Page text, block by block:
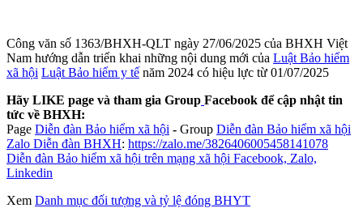
Công văn số 1363/BHXH-QLT ngày 27/06/2025 của BHXH Việt
Nam hướng dẫn triển khai những nội dung mới của Luật Bảo hiểm
xã hội Luật Bảo hiểm y tế năm 2024 có hiệu lực từ 01/07/2025
Hãy LIKE page và tham gia Group Facebook để cập nhật tin
tức về BHXH:
Page Diễn đàn Bảo hiểm xã hội - Group Diễn đàn Bảo hiểm xã hội
Zalo Diễn đàn BHXH: https://zalo.me/3826406005458141078
Diễn đàn Bảo hiểm xã hội trên mạng xã hội Facebook, Zalo,
Linkedin
Xem Danh mục đối tượng và tỷ lệ đóng BHYT